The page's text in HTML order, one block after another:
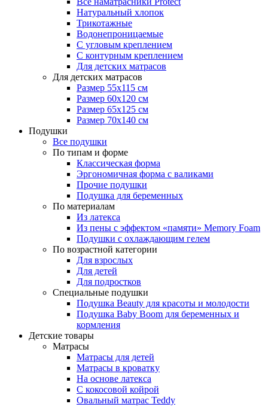
Натуральный хлопок
Трикотажные
Водонепроницаемые
С угловым креплением
С контурным креплением
Для детских матрасов
Для детских матрасов
Размер 55x115 см
Размер 60x120 см
Размер 65x125 см
Размер 70x140 см
Подушки
Все подушки
По типам и форме
Классическая форма
Эргономичная форма с валиками
Прочие подушки
Подушка для беременных
По материалам
Из латекса
Из пены с эффектом «памяти» Memory Foam
Подушки с охлаждающим гелем
По возрастной категории
Для взрослых
Для детей
Для подростков
Специальные подушки
Подушка Beauty для красоты и молодости
Подушка Baby Boom для беременных и
кормления
Детские товары
Матрасы
Матрасы для детей
Матрасы в кроватку
На основе латекса
С кокосовой койрой
Овальный матрас Teddy